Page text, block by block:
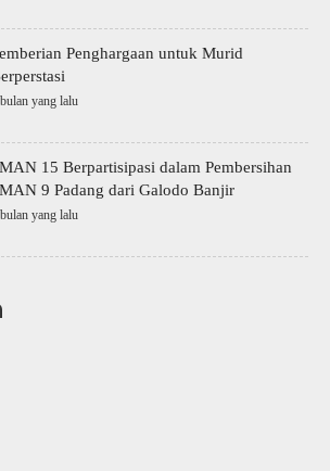
Penghargaan untuk Murid
yang lalu
15 Berpartisipasi dalam Pembersihan
9 Padang dari Galodo Banjir
yang lalu